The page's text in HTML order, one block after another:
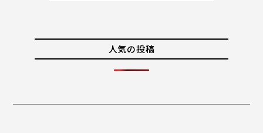
人気の投稿